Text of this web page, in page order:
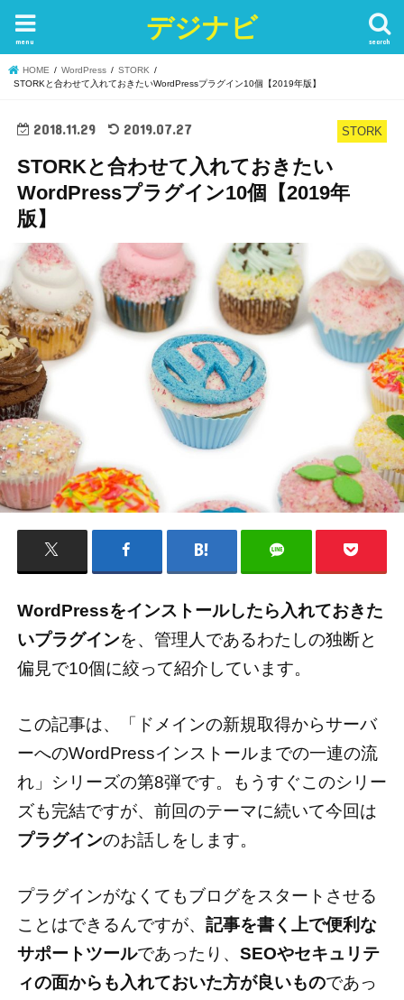
デジナビ search
menu
HOME WordPress
STORK
STORKと合わせて入れておきたいWordPressプラグイン10個【2019年版】
STORK
2018.11.29 2019.07.27
STORKと合わせて入れておきたい
WordPressプラグイン10個【2019年
版】
WordPressをインストールしたら入れておきた
いプラグインを、管理人であるわたしの独断と
偏見で10個に絞って紹介しています。
この記事は、「ドメインの新規取得からサーバ
ーへのWordPressインストールまでの一連の流
れ」シリーズの第8弾です。もうすぐこのシリー
ズも完結ですが、前回のテーマに続いて今回は
プラグインのお話しをします。
プラグインがなくてもブログをスタートさせる
ことはできるんですが、 記事を書く上で便利な
サポートツールであったり、 SEOやセキュリテ
ィの面からも入れておいた方が良いものであっ